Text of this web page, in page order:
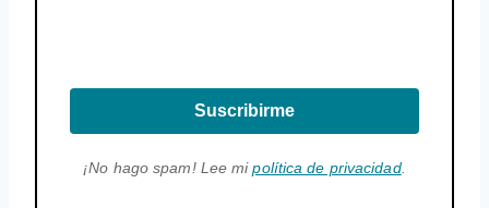
Suscribirme
¡No hago spam! Lee mipolítica de privacidad.